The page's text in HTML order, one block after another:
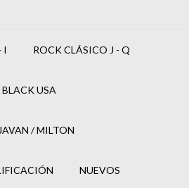
I ROCK CLÁSICO J - Q
USA
/ MILTON
NUEVOS